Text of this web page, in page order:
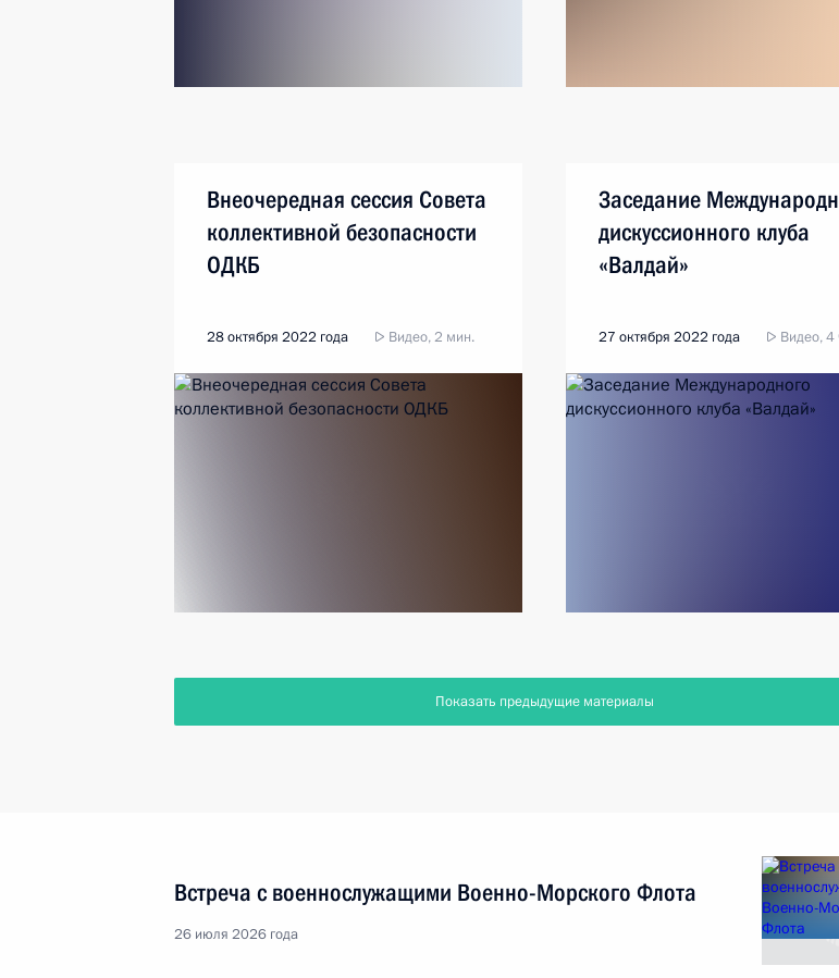
Внеочередная сессия Совета
коллективной безопасности
ОДКБ
28 октября 2022 года Видео, 2 мин.
Заседание
дискуссионного клуба
«Валдай»
27 октября 2022 года Видео, 4
Показать предыдущие материалы
Встреча с военнослужащими Военно-Морского Флота
26 июля 2026 года